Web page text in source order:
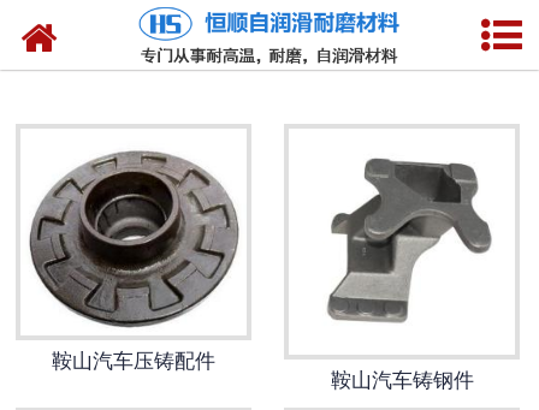
网站首页
鞍山自润滑合金滑动轴承
鞍山自润滑合金轴瓦
鞍山自润滑合金轴套
鞍山自润滑铜合金轴承
鞍山汽车压铸配件
鞍山汽车铸钢件